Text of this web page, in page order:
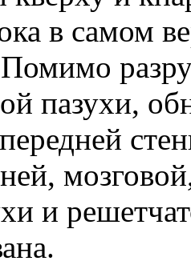
в самом
Помимо
пазухи,
и